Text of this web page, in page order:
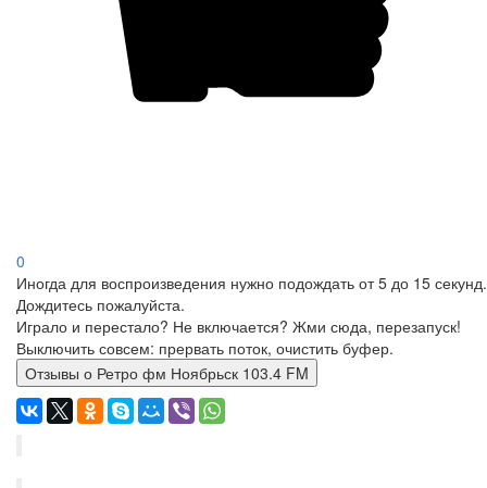
0
Иногда для воспроизведения нужно подождать от 5 до 15 секунд.
Дождитесь пожалуйста.
Играло и перестало? Не включается? Жми сюда, перезапуск!
Выключить совсем: прервать поток, очистить буфер.
Отзывы о Ретро фм Ноябрьск 103.4 FM